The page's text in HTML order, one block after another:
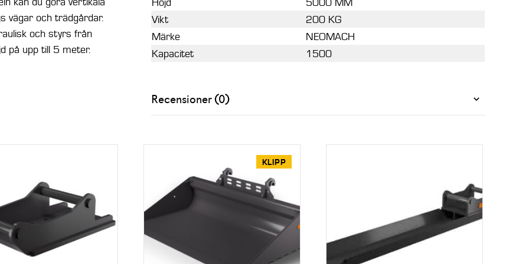
vägar och trädgårdar.
och styrs från
på upp till 5 meter.
Vikt
200 KG
Märke
NEOMACH
Kapacitet
1500
Recensioner (0)
KLIPP